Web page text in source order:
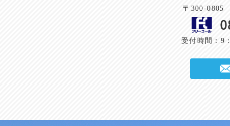
〒300-0805
受付時間：9